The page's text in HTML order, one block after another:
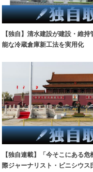
【独自】清水建設が建設・維
能な冷蔵倉庫新工法を実用化
【独自連載】「今そこにある
際ジャーナリスト・ビニシウス